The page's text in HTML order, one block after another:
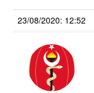
23/08/2020: 12:52